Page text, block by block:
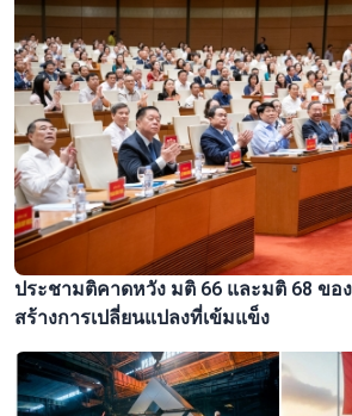
ประชามติคาดหวัง มติ 66 และมติ 68 ขอ
สร้างการเปลี่ยนแปลงที่เข้มแข็ง